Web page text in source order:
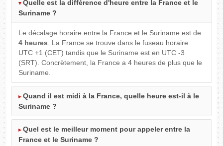
Quelle est la différence d'heure entre la France et le
Suriname ?
Le décalage horaire entre la France et le Suriname est de
4 heures. La France se trouve dans le fuseau horaire
UTC +1 (CET) tandis que le Suriname est en UTC -3
(SRT). Concrètement, la France a 4 heures de plus que le
Suriname.
Quand il est midi à la France, quelle heure est-il à le
Suriname ?
Quel est le meilleur moment pour appeler entre la
France et le Suriname ?